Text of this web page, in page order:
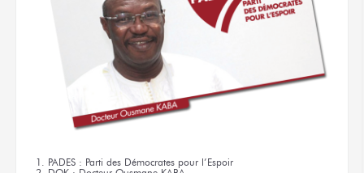
PADES : Parti des Démocrates pour l’Espoir